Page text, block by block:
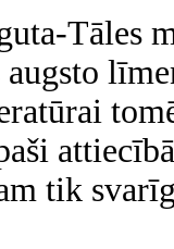
Tāles
tik